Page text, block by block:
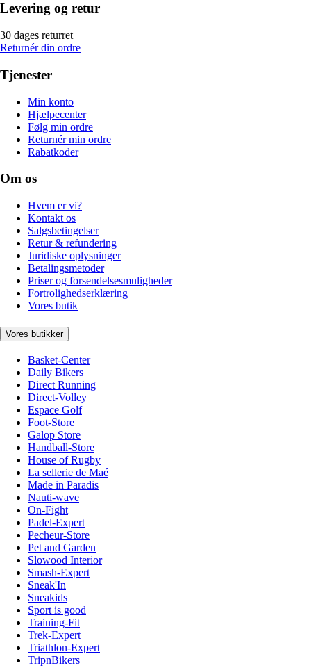
Levering og retur
30 dages returret
Returnér din ordre
Tjenester
Min konto
Hjælpecenter
Følg min ordre
Returnér min ordre
Rabatkoder
Om os
Hvem er vi?
Kontakt os
Salgsbetingelser
Retur & refundering
Juridiske oplysninger
Betalingsmetoder
Priser og forsendelsesmuligheder
Fortrolighedserklæring
Vores butik
Vores butikker
Basket-Center
Daily Bikers
Direct Running
Direct-Volley
Espace Golf
Foot-Store
Galop Store
Handball-Store
House of Rugby
La sellerie de Maé
Made in Paradis
Nauti-wave
On-Fight
Padel-Expert
Pecheur-Store
Pet and Garden
Slowood Interior
Smash-Expert
Sneak'In
Sneakids
Sport is good
Training-Fit
Trek-Expert
Triathlon-Expert
TripnBikers